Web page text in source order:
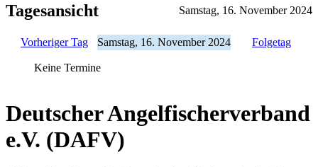
Tagesansicht Samstag, 16. November 2024
Vorheriger Tag Samstag, 16. November 2024 Folgetag
Keine Termine
Deutscher Angelfischerverband
e.V. (DAFV)